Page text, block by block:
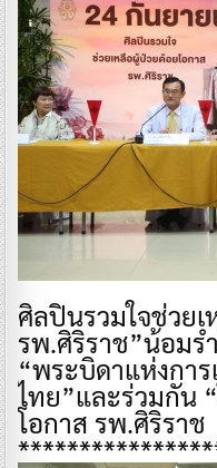
ศิลปินรวมใจช่วย
รพ.ศิริราช”น้อม
“พระบิดาแห่งกา
ไทย”และร่วมกัน
โอกาส รพ.ศิริราช